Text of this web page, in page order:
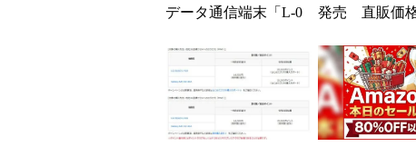
データ通信端末「L-0
発売 直販価